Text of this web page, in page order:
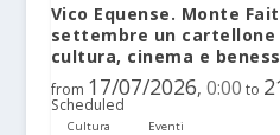
Vico Equense. Monte
settembre un
cultura, cinema e
from 17/07/2026, 0:00 to
Scheduled
Cultura Eventi